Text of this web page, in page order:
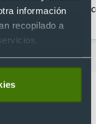
información
recopilado a
para PC